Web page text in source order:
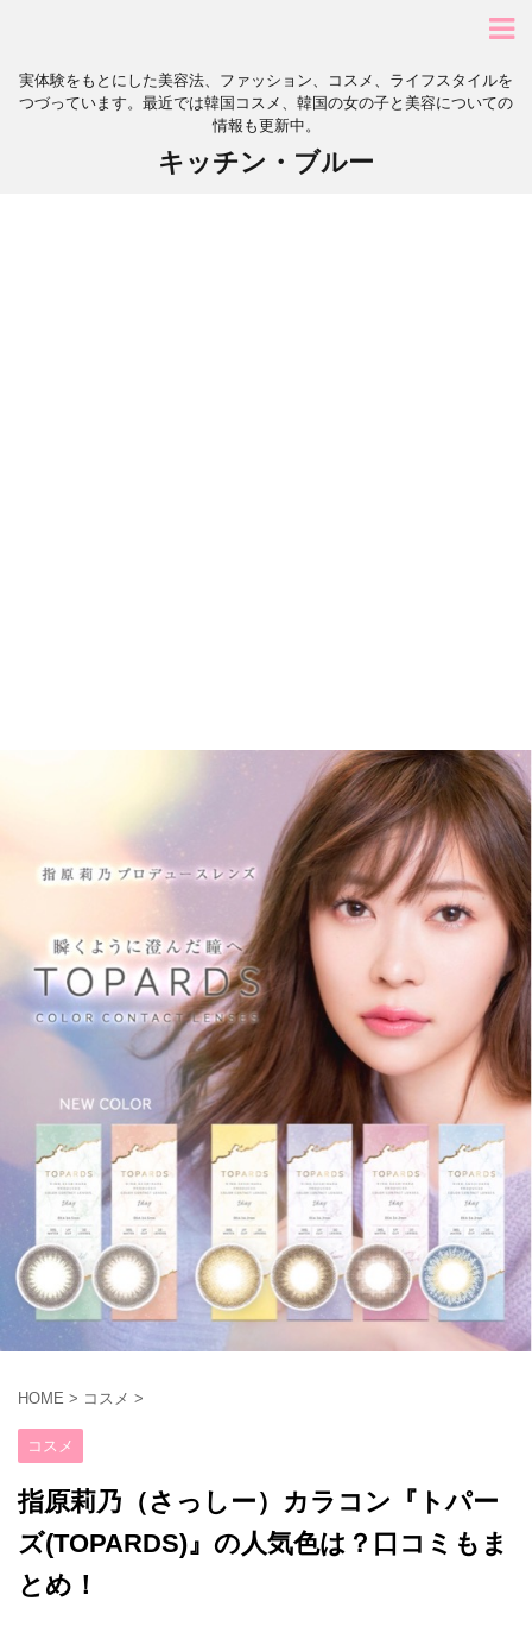
実体験をもとにした美容法、ファッション、コスメ、ライフスタイルを
つづっています。最近では韓国コスメ、韓国の女の子と美容についての
情報も更新中。
キッチン・ブルー
HOME > コスメ >
コスメ
指原莉乃（さっしー）カラコン『トパー
ズ(TOPARDS)』の人気色は？口コミもま
とめ！